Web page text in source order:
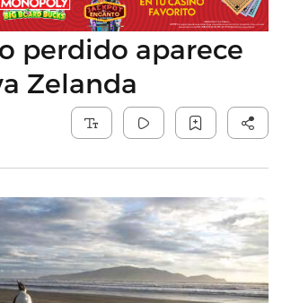
perdido aparece
Zelanda